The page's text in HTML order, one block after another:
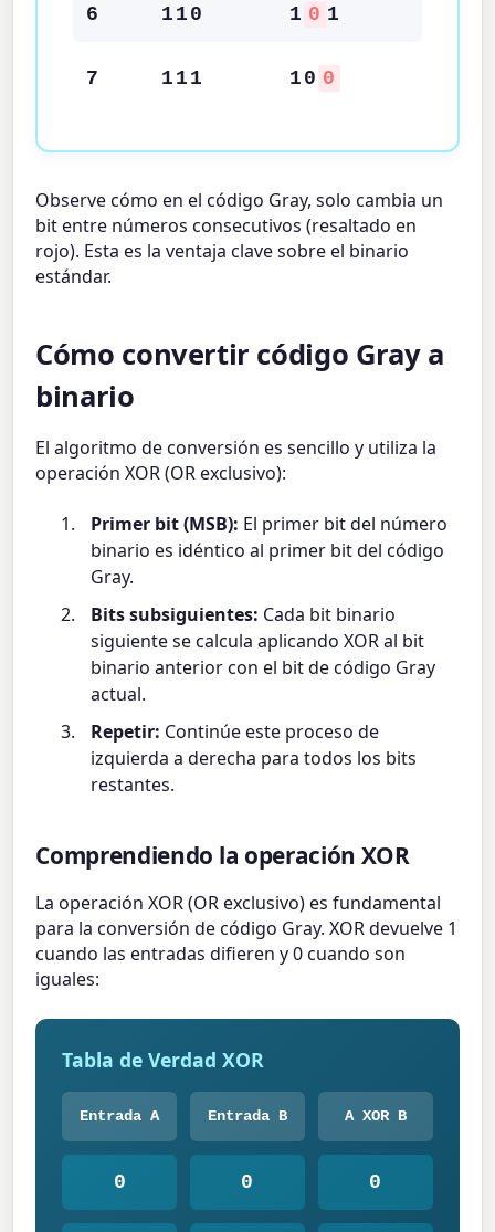
6 110 1 0 1
7 111 10 0
Observe cómo en el código Gray, solo cambia un
bit entre números consecutivos (resaltado en
rojo). Esta es la ventaja clave sobre el binario
estándar.
Cómo convertir código Gray a
binario
El algoritmo de conversión es sencillo y utiliza la
operación XOR (OR exclusivo):
Primer bit (MSB): El primer bit del número
binario es idéntico al primer bit del código
Gray.
Bits subsiguientes: Cada bit binario
siguiente se calcula aplicando XOR al bit
binario anterior con el bit de código Gray
actual.
Repetir: Continúe este proceso de
izquierda a derecha para todos los bits
restantes.
Comprendiendo la operación XOR
La operación XOR (OR exclusivo) es fundamental
para la conversión de código Gray. XOR devuelve 1
cuando las entradas difieren y 0 cuando son
iguales:
Tabla de Verdad XOR
Entrada A Entrada B A XOR B
0 0 0